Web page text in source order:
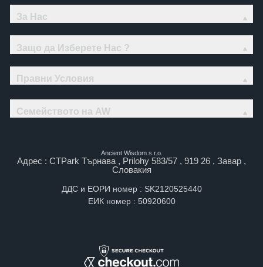
За Нас
Защо да Изберете Нас ?
Правни Условия
Семейството на AW
Ancient Wisdom s.r.o.
Адрес : CTPark Търнава , Prilohy 583/57 , 919 26 , Завар ,
Словакия
ДДС и ЕОРИ номер : SK2120525440
ЕИК номер : 50920600